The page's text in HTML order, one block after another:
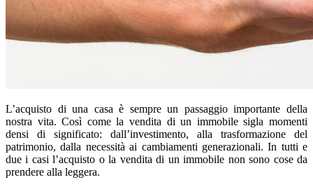
L’acquisto di una casa è sempre un passaggio importante della
nostra vita. Così come la vendita di un immobile sigla momenti
densi di significato: dall’investimento, alla trasformazione del
patrimonio, dalla necessità ai cambiamenti generazionali. In tutti e
due i casi l’acquisto o la vendita di un immobile non sono cose da
prendere alla leggera.